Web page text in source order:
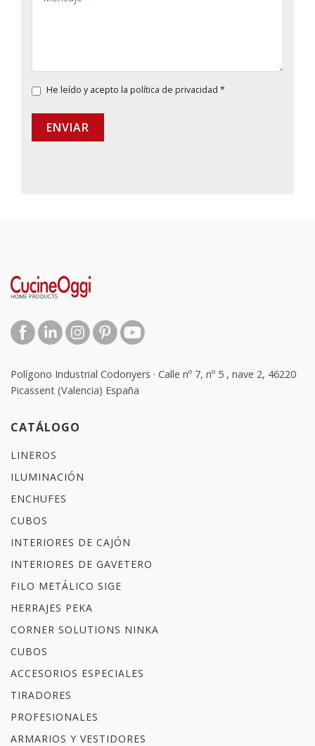
He leído y acepto la política de privacidad *
ENVIAR
Polígono Industrial Codonyers · Calle nº 7, nº 5 , nave 2, 46220
Picassent (Valencia) España
CATÁLOGO
LINEROS
ILUMINACIÓN
ENCHUFES
CUBOS
INTERIORES DE CAJÓN
INTERIORES DE GAVETERO
FILO METÁLICO SIGE
HERRAJES PEKA
CORNER SOLUTIONS NINKA
CUBOS
ACCESORIOS ESPECIALES
TIRADORES
PROFESIONALES
ARMARIOS Y VESTIDORES